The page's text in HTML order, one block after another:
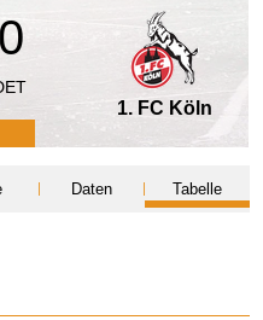
1. FC Köln
Daten Tabelle